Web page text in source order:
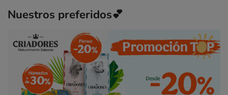
Nuestros preferidos💕